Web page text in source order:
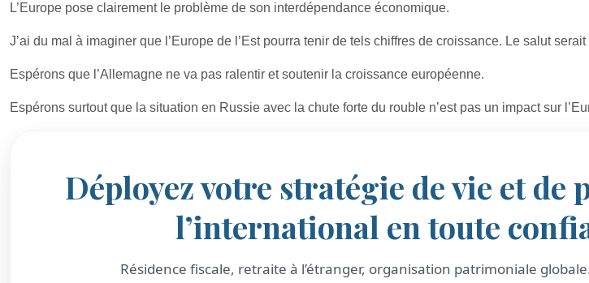
L’Europe pose clairement le problème de son interdépendance économique.
J’ai du mal à imaginer que l’Europe de l’Est pourra tenir de tels chiffres de croissance. Le salut serait
Espérons que l’Allemagne ne va pas ralentir et soutenir la croissance européenne.
Espérons surtout que la situation en Russie avec la chute forte du rouble n’est pas un impact sur
Déployez votre stratégie de vie et de
l’international en toute
Résidence fiscale, retraite à l’étranger, organisation patrimoniale